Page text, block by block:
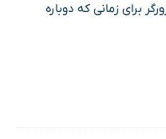
برای زمانی که دوباره